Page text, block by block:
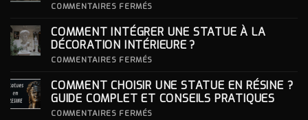
ICONIQUES
DES
CÉRÉMONIES
COMMENTAIRES FERMÉS
SON
SOCLE
POUR
COMMENT INTÉGRER UNE STATUE À LA
DÉCORATION INTÉRIEURE ?
COMMENTAIRES FERMÉS
UNE
STATUE
À
COMMENT CHOISIR UNE STATUE EN RÉSINE ?
GUIDE COMPLET ET CONSEILS PRATIQUES
COMMENTAIRES FERMÉS